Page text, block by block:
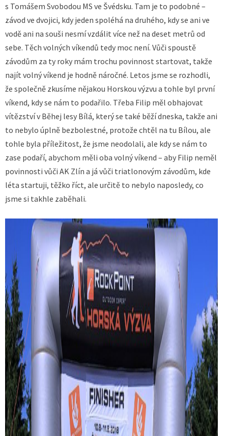
s Tomášem Svobodou MS ve Švédsku. Tam je to podobné –
závod ve dvojici, kdy jeden spoléhá na druhého, kdy se ani ve
vodě ani na souši nesmí vzdálit více než na deset metrů od
sebe. Těch volných víkendů tedy moc není. Vůči spoustě
závodům za ty roky mám trochu povinnost startovat, takže
najít volný víkend je hodně náročné. Letos jsme se rozhodli,
že společně zkusíme nějakou Horskou výzvu a tohle byl první
víkend, kdy se nám to podařilo. Třeba Filip měl obhajovat
vítězství v Běhej lesy Bílá, který se také běží dneska, takže ani
to nebylo úplně bezbolestné, protože chtěl na tu Bílou, ale
tohle byla příležitost, že jsme neodolali, ale kdy se nám to
zase podaří, abychom měli oba volný víkend – aby Filip neměl
povinnosti vůči AK Zlín a já vůči triatlonovým závodům, kde
léta startuji, těžko říct, ale určitě to nebylo naposledy, co
jsme si takhle zaběhali.